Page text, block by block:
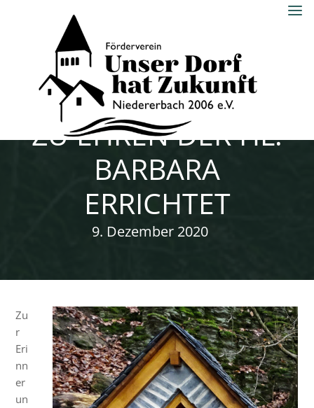
UNSER DORF
HAT ZUKUNFT
NIEDERERBACH
2006 E.V.
BILDSTÖCKCHEN
ZU EHREN DER HL.
BARBARA
ERRICHTET
9. Dezember 2020
Zu
r
Eri
nn
er
un